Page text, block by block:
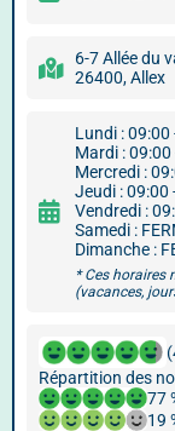
6-7 Allée du
26400, Allex
Lundi : 09:00
Mardi :
Mercredi :
Jeudi : 09:00
Vendredi :
Samedi :
Dimanche :
* Ces horaires
(vacances,
Répartition des
77
19